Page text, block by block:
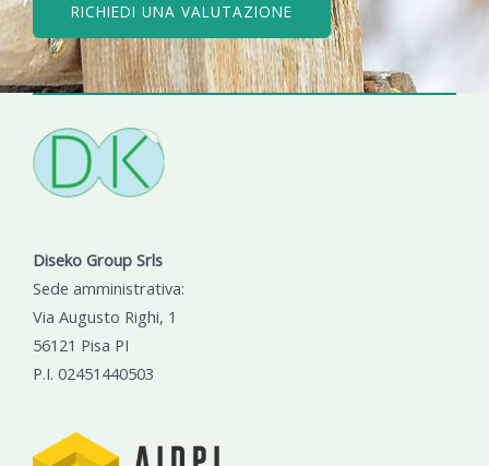
RICHIEDI UNA VALUTAZIONE
Diseko Group Srls
Sede amministrativa:
Via Augusto Righi, 1
56121 Pisa PI
P.I. 02451440503